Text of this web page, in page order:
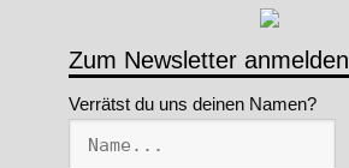
Zum Newsletter anmelden
Verrätst du uns deinen Namen?